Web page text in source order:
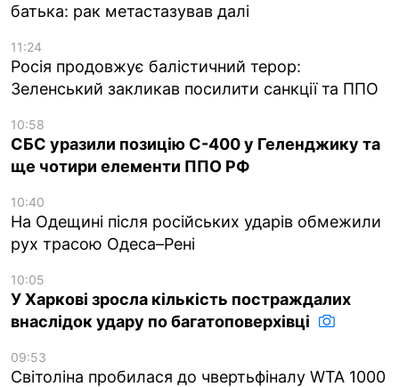
батька: рак метастазував далі
11:24
Росія продовжує балістичний терор:
Зеленський закликав посилити санкції та ППО
10:58
СБС уразили позицію С-400 у Геленджику та
ще чотири елементи ППО РФ
10:40
На Одещині після російських ударів обмежили
рух трасою Одеса–Рені
10:05
У Харкові зросла кількість постраждалих
внаслідок удару по багатоповерхівці
09:53
Світоліна пробилася до чвертьфіналу WTA 1000